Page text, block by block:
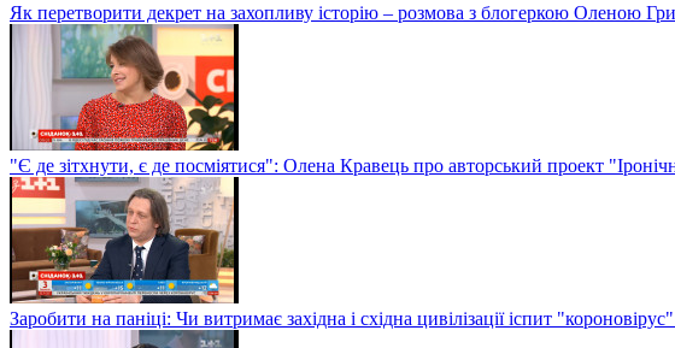
Як перетворити декрет на захопливу історію – розмова з блогеркою Оленою
"Є де зітхнути, є де посміятися": Олена Кравець про авторський проект
Заробити на паніці: Чи витримає західна і східна цивілізації іспит